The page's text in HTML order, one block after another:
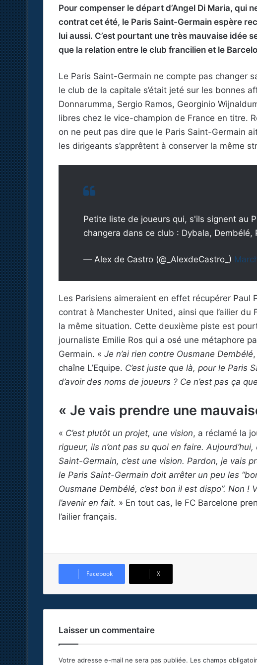
Pour compenser le départ d’Angel Di Maria, qui
contrat cet été, le Paris Saint-Germain espère
lui aussi. C’est pourtant une très mauvaise idée
que la relation entre le club francilien et le
Le Paris Saint-Germain ne compte pas changer
le club de la capitale s’était jeté sur les bonnes
Donnarumma, Sergio Ramos, Georginio
libres chez le vice-champion de France en titre.
on ne peut pas dire que le Paris Saint-Germain
les dirigeants s’apprêtent à conserver la même
Petite liste de joueurs qui, s'ils signent au
changera dans ce club : Dybala, Dembélé,
— Alex de Castro (@_AlexdeCastro_)
Les Parisiens aimeraient en effet récupérer Paul
contrat à Manchester United, ainsi que l’ailier du
la même situation. Cette deuxième piste est
journaliste Emilie Ros qui a osé une métaphore
Germain. « Je n’ai rien contre Ousmane Dembélé
chaîne L’Equipe. C’est juste que là, pour le Paris
d’avoir des noms de joueurs ? Ce n’est pas ça
« Je vais prendre une
« C’est plutôt un projet, une vision, a réclamé la
rigueur, ils n’ont pas su quoi en faire.
Saint-Germain, c’est une vision. Pardon, je vais
le Paris Saint-Germain doit arrêter un peu les
Ousmane Dembélé, c’est bon il est dispo”. Non
l’avenir en fait. » En tout cas, le FC Barcelone
l’ailier français.
Facebook X
Laisser un commentaire
Votre adresse e-mail ne sera pas publiée. Les champs